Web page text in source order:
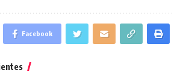
Facebook